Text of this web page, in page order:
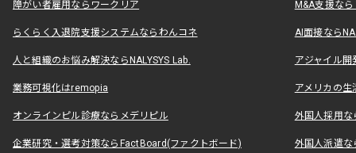
障がい者雇用ならワークリア M&A支援な
らくらく入退院支援システムならわんコネ AI面接なら
人と組織のお悩み解決ならNALYSYS Lab. アジャイル
業務可視化はremopia アメリカの
オンラインピル診療ならメデリピル 外国人採用
企業研究・選考対策ならFactBoard(ファクトボード) 外国人派遣な